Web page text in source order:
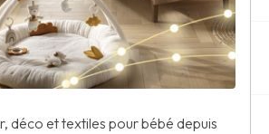
déco et textiles pour bébé depuis